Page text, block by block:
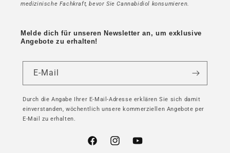
medizinische Fachkraft, bevor Sie Cannabidiol konsumieren.
Melde dich für unseren Newsletter an, um exklusive
Angebote zu erhalten!
E-Mail
Durch die Angabe Ihrer E-Mail-Adresse erklären Sie sich damit
einverstanden, wöchentlich unsere kommerziellen Angebote per
E-Mail zu erhalten.
FacebookInstagramYouTube